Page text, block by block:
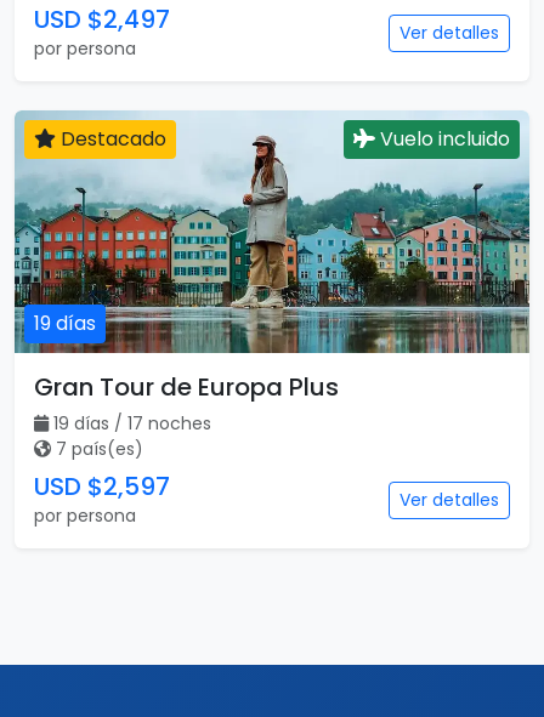
USD $2,497
por persona
Ver detalles
19 días
Destacado Vuelo incluido
Gran Tour de Europa Plus
19 días / 17 noches
7 país(es)
USD $2,597
por persona
Ver detalles